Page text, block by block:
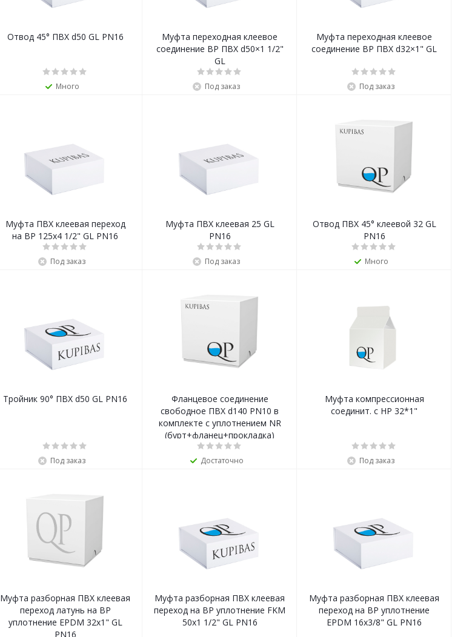
Отвод 45° ПВХ d50 GL PN16
Много
Муфта переходная клеевое
соединение ВР ПВХ d50×1 1/2"
GL
Под заказ
Муфта переходная клеевое
соединение ВР ПВХ d32×1" GL
Под заказ
Муфта ПВХ клеевая переход
на ВР 125x4 1/2" GL PN16
Под заказ
Муфта ПВХ клеевая 25 GL
PN16
Под заказ
Отвод ПВХ 45° клеевой 32 GL
PN16
Много
Тройник 90° ПВХ d50 GL PN16
Под заказ
Фланцевое соединение
свободное ПВХ d140 PN10 в
комплекте с уплотнением NR
(бурт+фланец+прокладка)
Достаточно
Муфта компрессионная
соединит. с НР 32*1"
Под заказ
Муфта разборная ПВХ клеевая
переход латунь на ВР
уплотнение EPDM 32x1" GL
PN16
Муфта разборная ПВХ клеевая
переход на ВР уплотнение FKM
50x1 1/2" GL PN16
Муфта разборная ПВХ клеевая
переход на ВР уплотнение
EPDM 16x3/8" GL PN16